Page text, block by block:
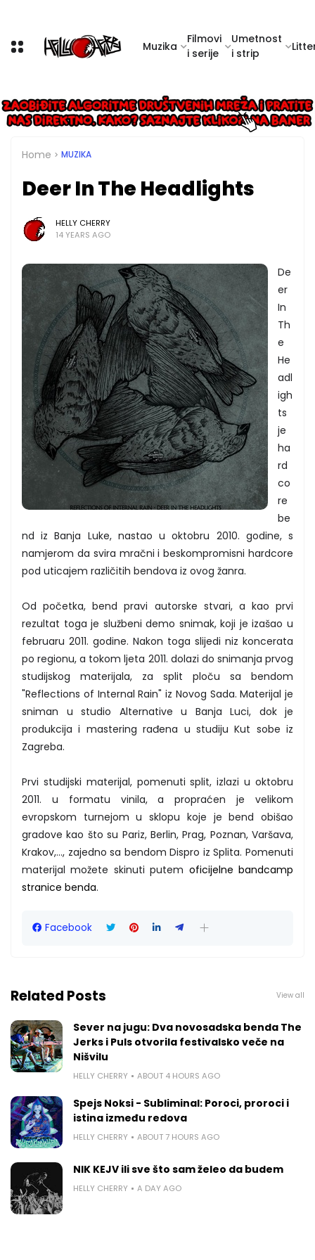
Muzika
Filmovi
i serije
Umetnost
i strip
Home MUZIKA
Deer In The Headlights
HELLY CHERRY
14 YEARS AGO
De
er
In
Th
e
He
adl
igh
ts
je
ha
rd
co
re
be
nd iz Banja Luke, nastao u oktobru 2010. godine, s
namjerom da svira mračni i beskompromisni hardcore
pod uticajem različitih bendova iz ovog žanra.
Od početka, bend pravi autorske stvari, a kao prvi
rezultat toga je službeni demo snimak, koji je izašao u
februaru 2011. godine. Nakon toga slijedi niz koncerata
po regionu, a tokom ljeta 2011. dolazi do snimanja prvog
studijskog materijala, za split ploču sa bendom
"Reflections of Internal Rain" iz Novog Sada. Materijal je
sniman u studio Alternative u Banja Luci, dok je
produkcija i mastering rađena u studiju Kut sobe iz
Zagreba.
Prvi studijski materijal, pomenuti split, izlazi u oktobru
2011. u formatu vinila, a propraćen je velikom
evropskom turnejom u sklopu koje je bend obišao
gradove kao što su Pariz, Berlin, Prag, Poznan, Varšava,
Krakov,..., zajedno sa bendom Dispro iz Splita. Pomenuti
materijal možete skinuti putem oficijelne bandcamp
stranice benda.
Facebook
Related Posts View all
Sever na jugu: Dva novosadska benda The
Jerks i Puls otvorila festivalsko veče na
Nišvilu
HELLY CHERRY ABOUT 4 HOURS AGO
Spejs Noksi - Subliminal: Poroci, proroci i
istina između redova
HELLY CHERRY ABOUT 7 HOURS AGO
NIK KEJV ili sve što sam želeo da budem
HELLY CHERRY A DAY AGO